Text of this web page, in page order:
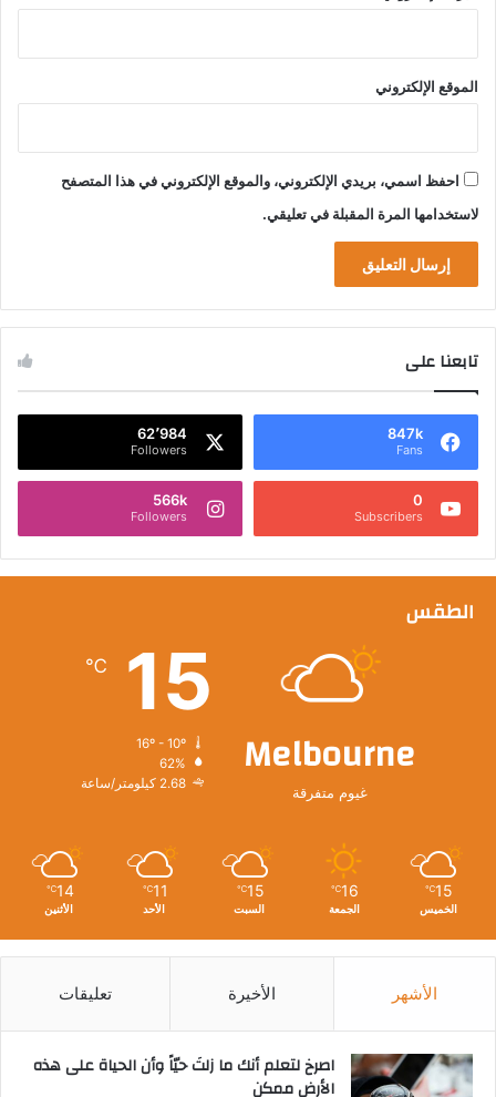
الموقع الإلكتروني
احفظ اسمي، بريدي الإلكتروني، والموقع الإلكتروني في هذا المتصفح
لاستخدامها المرة المقبلة في تعليقي.
تابعنا على
847k
Fans
62٬984
Followers
0
Subscribers
566k
Followers
الطقس
Melbourne
غيوم متفرقة
15
℃
62%
2.68 كيلومتر/ساعة
15
℃
الخميس
16
℃
الجمعة
15
℃
السبت
11
℃
الأحد
14
℃
الأثنين
الأشهر الأخيرة تعليقات
‫اصرخ لتعلم أنك ما زلتَ حيّاً وأن الحياة على هذه
الأرض ممكن